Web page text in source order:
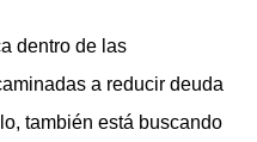
dentro de las
a reducir deuda
también está buscando